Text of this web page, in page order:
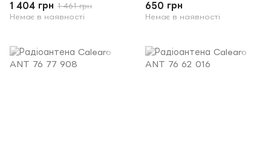
1 404 грн 1 461 грн
Немає в наявності
650 грн
Немає в наявності